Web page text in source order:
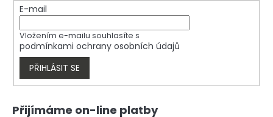
E-mail
Vložením e-mailu souhlasíte s
podmínkami ochrany osobních údajů
PŘIHLÁSIT SE
Přijímáme on-line platby